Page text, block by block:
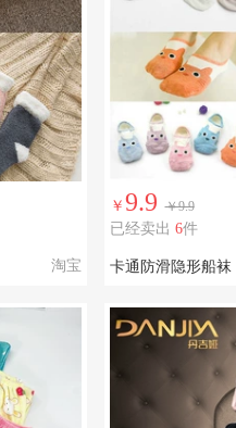
淘宝
￥ 9.9 ￥9.9
已经卖出 6件
卡通防滑隐形船袜